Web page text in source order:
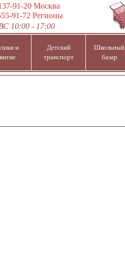
91-20Москва
91-72 Регионы
10:00 - 17:00
и
Детский
транспорт
Школьный
базар